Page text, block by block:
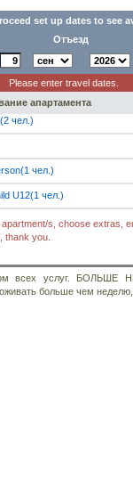
set up dates to see
Отъезд
Please enter travel dates.
апартамента
чел.)
чел.)
U12(1 чел.)
s, choose extras,
thank you.
всех услуг.
больше чем неделю,